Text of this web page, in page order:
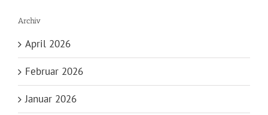
Archiv
April 2026
Februar 2026
Januar 2026